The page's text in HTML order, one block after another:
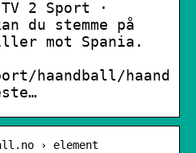
2 Sport ·
du stemme på
mot Spania.
haandball/haand
› element